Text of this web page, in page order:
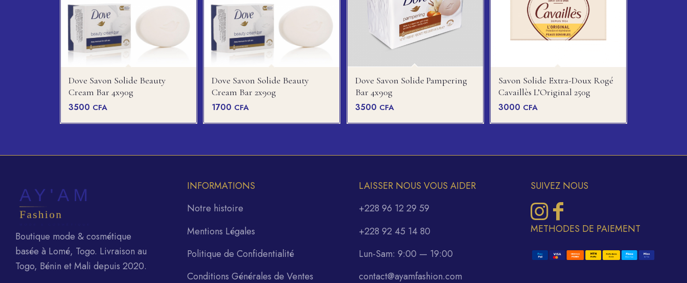
Dove Savon Solide Beauty
Cream Bar 4x90g
3500 CFA
Dove Savon Solide Beauty
Cream Bar 2x90g
1700 CFA
Dove Savon Solide Pampering
Bar 4x90g
3500 CFA
Savon Solide Extra-Doux Rogé
Cavaillès L’Original 250g
3000 CFA
Boutique mode & cosmétique
basée à Lomé, Togo. Livraison au
Togo, Bénin et Mali depuis 2020.
INFORMATIONS
Notre histoire
Mentions Légales
Politique de Confidentialité
Conditions Générales de Ventes
LAISSER NOUS VOUS AIDER
+228 96 12 29 59
+228 92 45 14 80
Lun-Sam: 9:00 — 19:00
contact@ayamfashion.com
SUIVEZ NOUS
METHODES DE PAIEMENT